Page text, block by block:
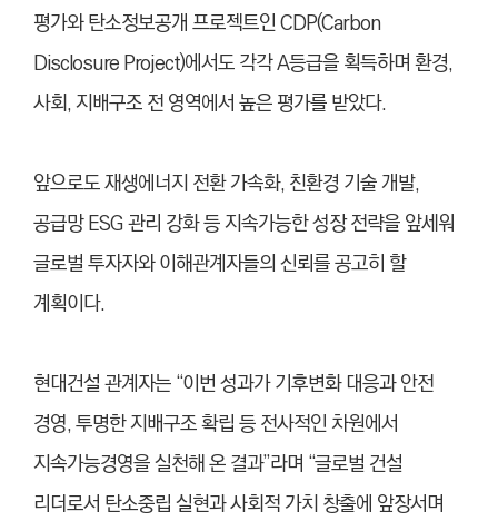
평가와 탄소정보공개 프로젝트인 CDP(Carbon
Disclosure Project)에서도 각각 A등급을 획득하며 환경,
사회, 지배구조 전 영역에서 높은 평가를 받았다.
앞으로도 재생에너지 전환 가속화, 친환경 기술 개발,
공급망 ESG 관리 강화 등 지속가능한 성장 전략을 앞세워
글로벌 투자자와 이해관계자들의 신뢰를 공고히 할
계획이다.
현대건설 관계자는 “이번 성과가 기후변화 대응과 안전
경영, 투명한 지배구조 확립 등 전사적인 차원에서
지속가능경영을 실천해 온 결과”라며 “글로벌 건설
리더로서 탄소중립 실현과 사회적 가치 창출에 앞장서며